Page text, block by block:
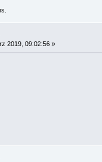
2019, 09:02:56 »